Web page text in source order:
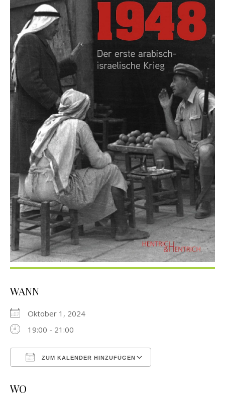
WANN
Oktober 1, 2024
19:00 - 21:00
ZUM KALENDER HINZUFÜGEN
WO